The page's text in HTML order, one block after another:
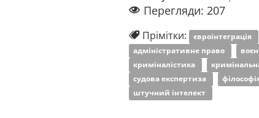
Перегляди: 207
Прімітки: євроінтеграція
адміністративне право
криміналістика
судова експертиза
штучний інтелект